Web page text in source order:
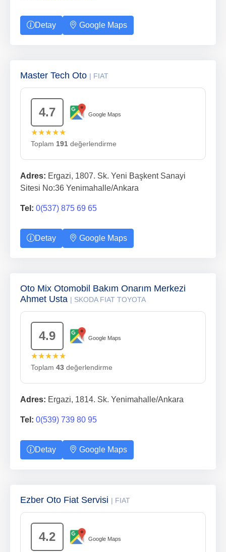
Detay Google Maps
Master Tech Oto | FIAT
4.7 Google Maps
★★★★★
Toplam 191 değerlendirme
Adres: Ergazi, 1807. Sk. Yeni Başkent Sanayi
Sitesi No:36 Yenimahalle/Ankara
Tel: 0(537) 875 69 65
Detay Google Maps
Oto Mix Otomobil Bakım Onarım Merkezi
Ahmet Usta | SKODA FIAT TOYOTA
4.9 Google Maps
★★★★★
Toplam 43 değerlendirme
Adres: Ergazi, 1814. Sk. Yenimahalle/Ankara
Tel: 0(539) 739 80 95
Detay Google Maps
Ezber Oto Fiat Servisi | FIAT
4.2 Google Maps